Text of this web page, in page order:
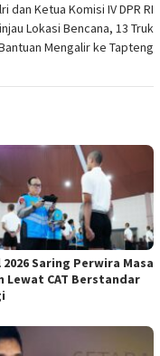
dan Ketua Komisi IV DPR RI
Lokasi Bencana, 13 Truk
Mengalir ke Tapteng
Saring Perwira Masa
Lewat CAT Berstandar